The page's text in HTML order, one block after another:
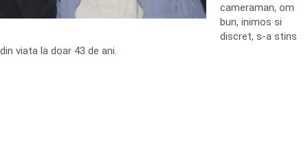
cameraman, om
bun, inimos si
discret, s-a stins
din viata la doar 43 de ani.